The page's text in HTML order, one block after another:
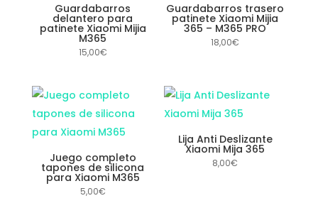
Guardabarros
delantero para
patinete Xiaomi Mijia
M365
15,00€
Guardabarros trasero
patinete Xiaomi Mijia
365 – M365 PRO
18,00€
Juego completo
tapones de silicona
para Xiaomi M365
5,00€
Lija Anti Deslizante
Xiaomi Mija 365
8,00€